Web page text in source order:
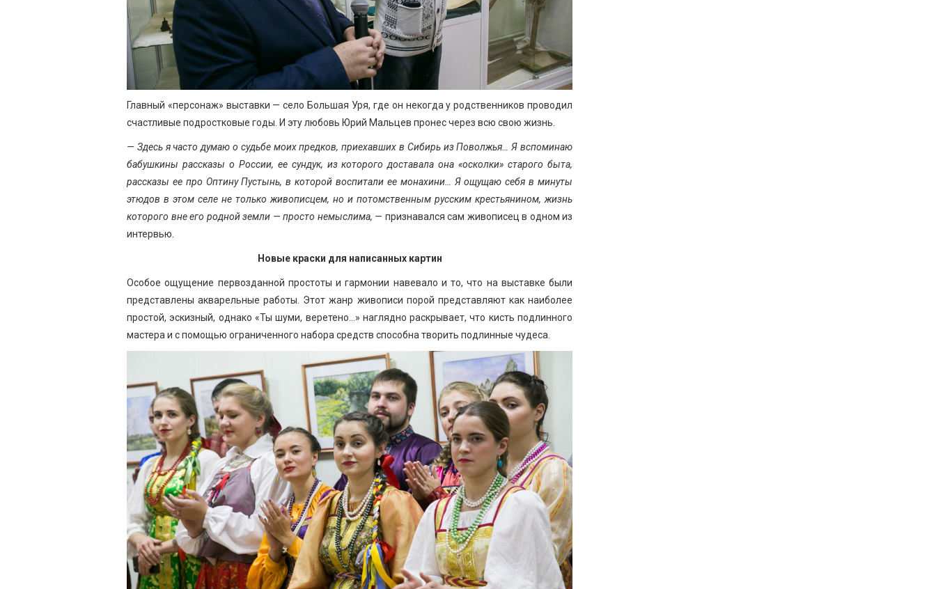
Главный «персонаж» выставки — село Большая Уря, где он некогда у родственников проводил
счастливые подростковые годы. И эту любовь Юрий Мальцев пронес через всю свою жизнь.
— Здесь я часто думаю о судьбе моих предков, приехавших в Сибирь из Поволжья… Я вспоминаю
бабушкины рассказы о России, ее сундук, из которого доставала она «осколки» старого быта,
рассказы ее про Оптину Пустынь, в которой воспитали ее монахини… Я ощущаю себя в минуты
этюдов в этом селе не только живописцем, но и потомственным русским крестьянином, жизнь
которого вне его родной земли — просто немыслима, — признавался сам живописец в одном из
интервью.
Новые краски для написанных картин
Особое ощущение первозданной простоты и гармонии навевало и то, что на выставке были
представлены акварельные работы. Этот жанр живописи порой представляют как наиболее
простой, эскизный, однако «Ты шуми, веретено…» наглядно раскрывает, что кисть подлинного
мастера и с помощью ограниченного набора средств способна творить подлинные чудеса.